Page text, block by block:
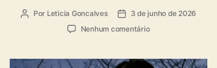
A
r
Por Leticia Goncalves
D
d
3 de junho de 2026
Nenhum comentárioe
o